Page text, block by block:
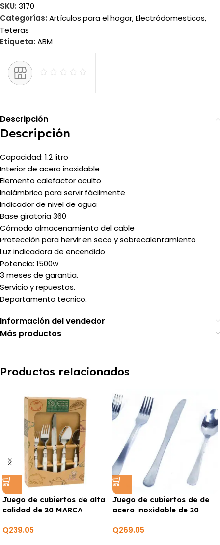
SKU: 3170
Categorías: Artículos para el hogar,Electródomesticos,
Teteras
Etiqueta: ABM
Descripción
Descripción
Capacidad: 1.2 litro
Interior de acero inoxidable
Elemento calefactor oculto
Inalámbrico para servir fácilmente
Indicador de nivel de agua
Base giratoria 360
Cómodo almacenamiento del cable
Protección para hervir en seco y sobrecalentamiento
Luz indicadora de encendido
Potencia: 1500w
3 meses de garantia.
Servicio y repuestos.
Departamento tecnico.
Información del vendedor
Más productos
Productos relacionados
Juego de cubiertos de alta
calidad de 20 MARCA
Q239.05
Juego de cubiertos de de
acero inoxidable de 20
Q269.05